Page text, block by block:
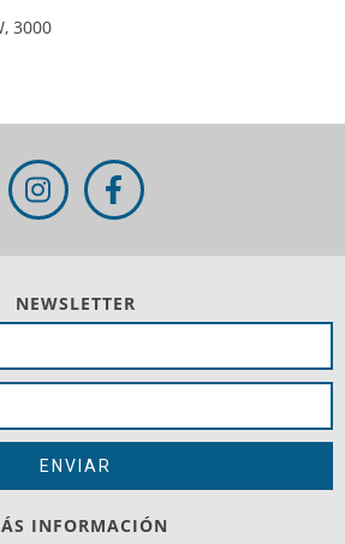
3000
NEWSLETTER
INFORMACIÓN